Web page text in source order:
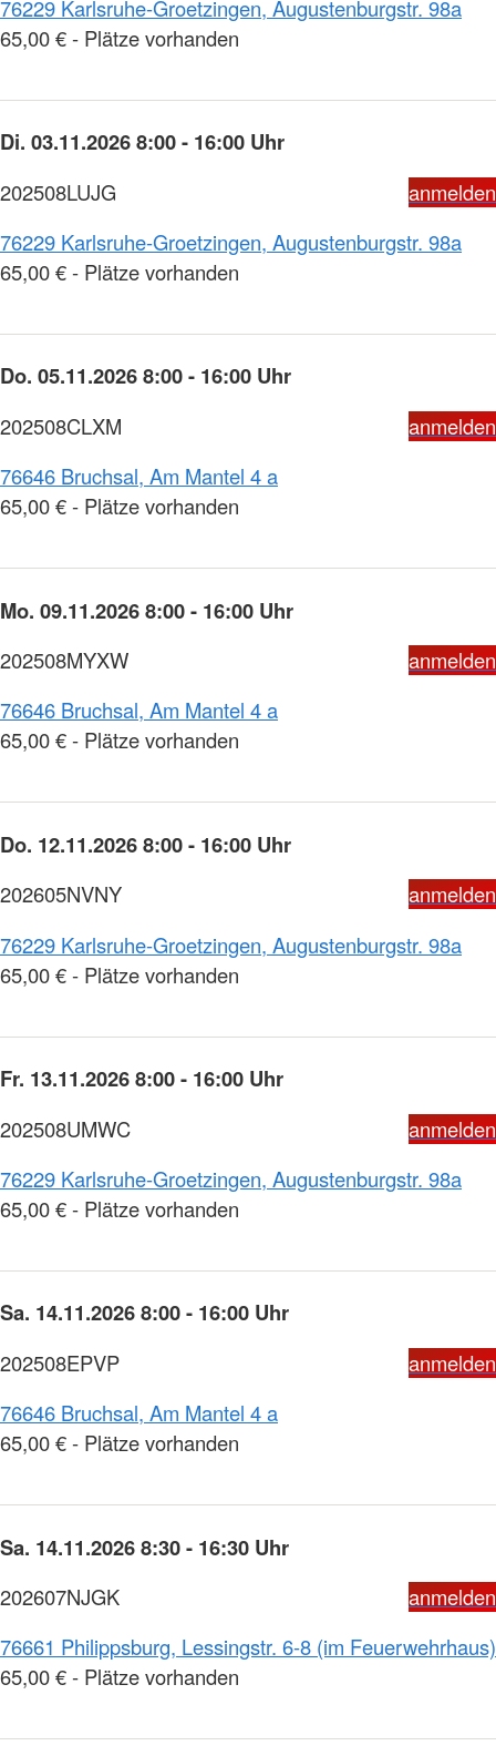
76229 Karlsruhe-Groetzingen, Augustenburgstr. 98a
65,00 € - Plätze vorhanden
Di. 03.11.2026 8:00 - 16:00 Uhr
202508LUJG
anmelden
76229 Karlsruhe-Groetzingen, Augustenburgstr. 98a
65,00 € - Plätze vorhanden
Do. 05.11.2026 8:00 - 16:00 Uhr
202508CLXM
anmelden
76646 Bruchsal, Am Mantel 4 a
65,00 € - Plätze vorhanden
Mo. 09.11.2026 8:00 - 16:00 Uhr
202508MYXW
anmelden
76646 Bruchsal, Am Mantel 4 a
65,00 € - Plätze vorhanden
Do. 12.11.2026 8:00 - 16:00 Uhr
202605NVNY
anmelden
76229 Karlsruhe-Groetzingen, Augustenburgstr. 98a
65,00 € - Plätze vorhanden
Fr. 13.11.2026 8:00 - 16:00 Uhr
202508UMWC
anmelden
76229 Karlsruhe-Groetzingen, Augustenburgstr. 98a
65,00 € - Plätze vorhanden
Sa. 14.11.2026 8:00 - 16:00 Uhr
202508EPVP
anmelden
76646 Bruchsal, Am Mantel 4 a
65,00 € - Plätze vorhanden
Sa. 14.11.2026 8:30 - 16:30 Uhr
202607NJGK
anmelden
76661 Philippsburg, Lessingstr. 6-8 (im Feuerwehrhaus)
65,00 € - Plätze vorhanden